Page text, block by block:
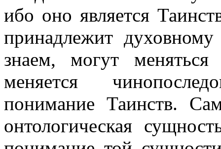
ибо оно является
принадлежит
знаем, могут
меняется
понимание Таинств.
онтологическая